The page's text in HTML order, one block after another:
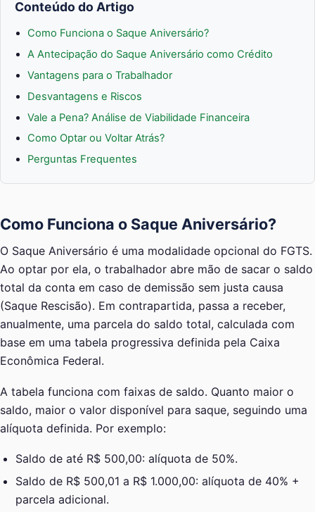
Conteúdo do Artigo
Como Funciona o Saque Aniversário?
A Antecipação do Saque Aniversário como Crédito
Vantagens para o Trabalhador
Desvantagens e Riscos
Vale a Pena? Análise de Viabilidade Financeira
Como Optar ou Voltar Atrás?
Perguntas Frequentes
Como Funciona o Saque Aniversário?
O Saque Aniversário é uma modalidade opcional do FGTS.
Ao optar por ela, o trabalhador abre mão de sacar o saldo
total da conta em caso de demissão sem justa causa
(Saque Rescisão). Em contrapartida, passa a receber,
anualmente, uma parcela do saldo total, calculada com
base em uma tabela progressiva definida pela Caixa
Econômica Federal.
A tabela funciona com faixas de saldo. Quanto maior o
saldo, maior o valor disponível para saque, seguindo uma
alíquota definida. Por exemplo:
Saldo de até R$ 500,00: alíquota de 50%.
Saldo de R$ 500,01 a R$ 1.000,00: alíquota de 40% +
parcela adicional.